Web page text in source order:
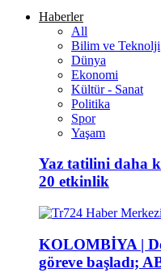
Haberler
All
Bilim ve Teknolji
Dünya
Ekonomi
Kültür - Sanat
Politika
Spor
Yaşam
Yaz tatilini daha
20 etkinlik
KOLOMBİYA |
göreve başladı;